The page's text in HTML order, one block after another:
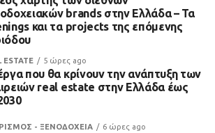
brands στην Ελλάδα – Τα
και τα projects της επόμενης
ESTATE 5 ώρες ago
που θα κρίνουν την ανάπτυξη των
real estate στην Ελλάδα έως
- ΞΕΝΟΔΟΧΕΙΑ 6 ώρες ago